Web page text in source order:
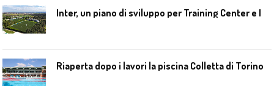
Riaperta dopo i lavori la piscina Colletta di Torino